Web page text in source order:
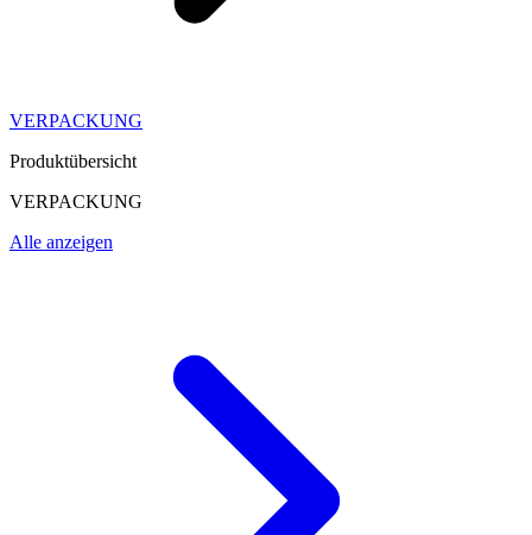
VERPACKUNG
Produktübersicht
VERPACKUNG
Alle anzeigen